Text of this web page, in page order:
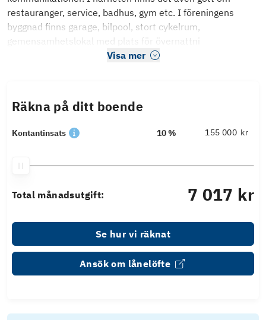
restauranger, service, badhus, gym etc. I föreningens
byggnad finns garage, bilpool, stort cykelrum,
gemensamhetslokal med plats för övernattni
Visa mer
Räkna på ditt boende
Kontantinsats 10 % kr
Total månadsutgift: 7 017 kr
Se hur vi räknat
Ansök om lånelöfte